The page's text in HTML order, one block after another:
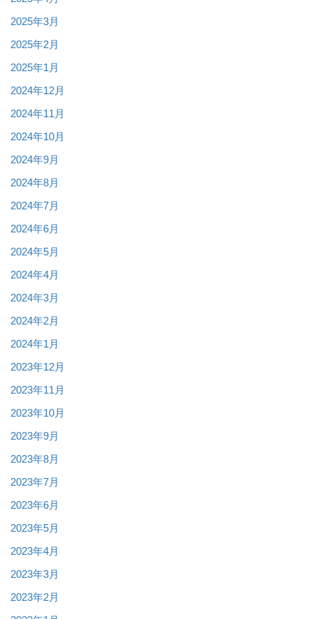
2025年3月
2025年2月
2025年1月
2024年12月
2024年11月
2024年10月
2024年9月
2024年8月
2024年7月
2024年6月
2024年5月
2024年4月
2024年3月
2024年2月
2024年1月
2023年12月
2023年11月
2023年10月
2023年9月
2023年8月
2023年7月
2023年6月
2023年5月
2023年4月
2023年3月
2023年2月